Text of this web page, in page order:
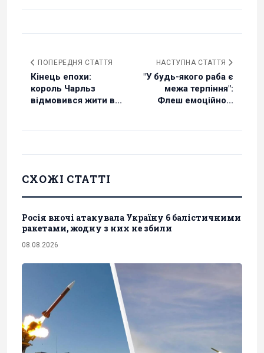
ПОПЕРЕДНЯ СТАТТЯ
Кінець епохи:
король Чарльз
відмовився жити в...
НАСТУПНА СТАТТЯ
"У будь-якого раба є
межа терпіння":
Флеш емоційно...
СХОЖІ СТАТТІ
Росія вночі атакувала Україну 6 балістичними
ракетами, жодну з них не збили
08.08.2026